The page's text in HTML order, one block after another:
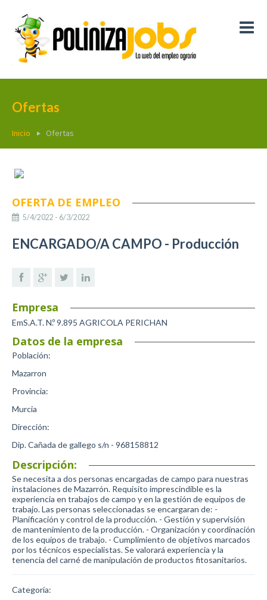
Ofertas
Inicio Ofertas
OFERTA DE EMPLEO
5/4/2022 - 6/3/2022
ENCARGADO/A CAMPO - Producción
Empresa
EmS.A.T. N.º 9.895 AGRICOLA PERICHAN
Datos de la empresa
Población:
Mazarron
Provincia:
Murcia
Dirección:
Dip. Cañada de gallego s/n - 968158812
Descripción:
Se necesita a dos personas encargadas de campo para nuestras
instalaciones de Mazarrón. Requisito imprescindible es la
experiencia en trabajos de campo y en la gestión de equipos de
trabajo. Las personas seleccionadas se encargaran de: -
Planificación y control de la producción. - Gestión y supervisión
de mantenimiento de la producción. - Organización y coordinación
de los equipos de trabajo. - Cumplimiento de objetivos marcados
por los técnicos especialistas. Se valorará experiencia y la
tenencia del carné de manipulación de productos fitosanitarios.
Categoría: